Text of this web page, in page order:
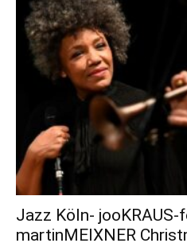
Jazz Köln- jooKRAUS-
martinMEIXNER